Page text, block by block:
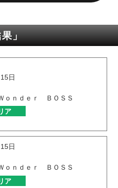
」
日
ｏｎｄｅｒ ＢＯＳＳ
ア
日
ｏｎｄｅｒ ＢＯＳＳ
ア